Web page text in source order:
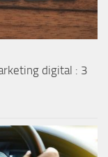
digital : 3